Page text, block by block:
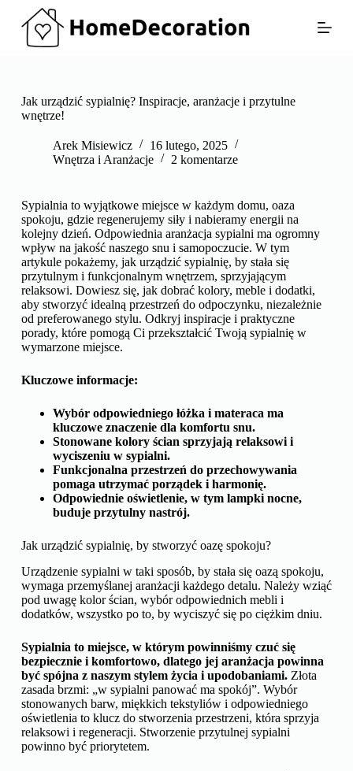
d
Jak urządzić sypialnię? Inspiracje, aranżacje i przytulne
wnętrze!
Arek Misiewicz
16 lutego, 2025
Wnętrza i Aranżacje
2 komentarze
Sypialnia to wyjątkowe miejsce w każdym domu, oaza
spokoju, gdzie regenerujemy siły i nabieramy energii na
kolejny dzień. Odpowiednia aranżacja sypialni ma ogromny
wpływ na jakość naszego snu i samopoczucie. W tym
artykule pokażemy, jak urządzić sypialnię, by stała się
przytulnym i funkcjonalnym wnętrzem, sprzyjającym
relaksowi. Dowiesz się, jak dobrać kolory, meble i dodatki,
aby stworzyć idealną przestrzeń do odpoczynku, niezależnie
od preferowanego stylu. Odkryj inspiracje i praktyczne
porady, które pomogą Ci przekształcić Twoją sypialnię w
wymarzone miejsce.
Kluczowe informacje:
Wybór odpowiedniego łóżka i materaca ma
kluczowe znaczenie dla komfortu snu.
Stonowane kolory ścian sprzyjają relaksowi i
wyciszeniu w sypialni.
Funkcjonalna przestrzeń do przechowywania
pomaga utrzymać porządek i harmonię.
Odpowiednie oświetlenie, w tym lampki nocne,
buduje przytulny nastrój.
Jak urządzić sypialnię, by stworzyć oazę spokoju?
Urządzenie sypialni w taki sposób, by stała się oazą spokoju,
wymaga przemyślanej aranżacji każdego detalu. Należy wziąć
pod uwagę kolor ścian, wybór odpowiednich mebli i
dodatków, wszystko po to, by wyciszyć się po ciężkim dniu.
Sypialnia to miejsce, w którym powinniśmy czuć się
bezpiecznie i komfortowo, dlatego jej aranżacja powinna
być spójna z naszym stylem życia i upodobaniami.Złota
zasada brzmi: „w sypialni panować ma spokój”. Wybór
stonowanych barw, miękkich tekstyliów i odpowiedniego
oświetlenia to klucz do stworzenia przestrzeni, która sprzyja
relaksowi i regeneracji. Stworzenie przytulnej sypialni
powinno być priorytetem.